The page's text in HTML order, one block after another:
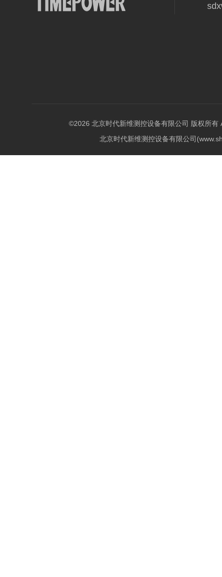
©2026 北京时代新维测控设备有限公司 版权所有
北京时代新维测控设备有限公司